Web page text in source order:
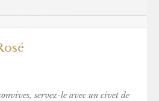
servez-le avec un civet de